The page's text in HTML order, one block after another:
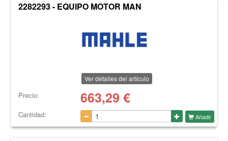
2282293 - EQUIPO MOTOR MAN
Ver detalles del artículo
Precio: 663,29 €
Cantidad: Añadir